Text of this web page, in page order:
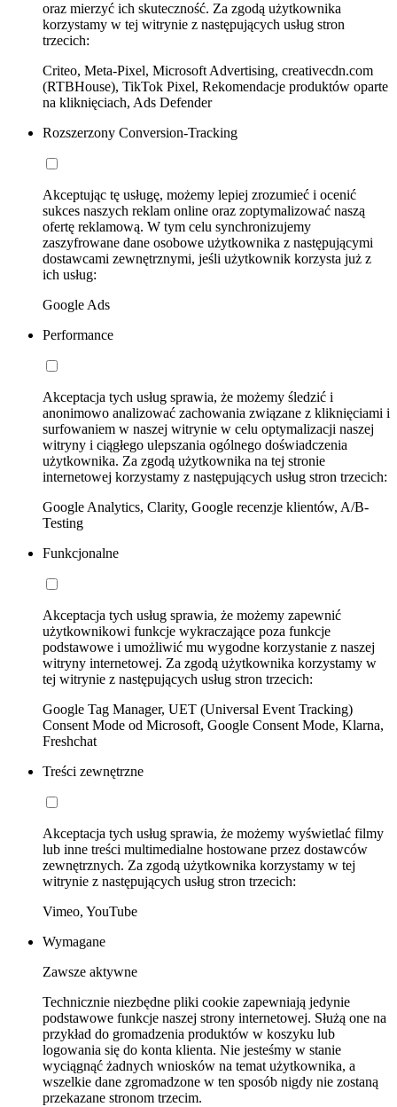
oraz mierzyć ich skuteczność. Za zgodą użytkownika
korzystamy w tej witrynie z następujących usług stron
trzecich:
Criteo, Meta-Pixel, Microsoft Advertising, creativecdn.com
(RTBHouse), TikTok Pixel, Rekomendacje produktów oparte
na kliknięciach, Ads Defender
Rozszerzony Conversion-Tracking
Akceptując tę usługę, możemy lepiej zrozumieć i ocenić
sukces naszych reklam online oraz zoptymalizować naszą
ofertę reklamową. W tym celu synchronizujemy
zaszyfrowane dane osobowe użytkownika z następującymi
dostawcami zewnętrznymi, jeśli użytkownik korzysta już z
ich usług:
Google Ads
Performance
Akceptacja tych usług sprawia, że możemy śledzić i
anonimowo analizować zachowania związane z kliknięciami i
surfowaniem w naszej witrynie w celu optymalizacji naszej
witryny i ciągłego ulepszania ogólnego doświadczenia
użytkownika. Za zgodą użytkownika na tej stronie
internetowej korzystamy z następujących usług stron trzecich:
Google Analytics, Clarity, Google recenzje klientów, A/B-
Testing
Funkcjonalne
Akceptacja tych usług sprawia, że możemy zapewnić
użytkownikowi funkcje wykraczające poza funkcje
podstawowe i umożliwić mu wygodne korzystanie z naszej
witryny internetowej. Za zgodą użytkownika korzystamy w
tej witrynie z następujących usług stron trzecich:
Google Tag Manager, UET (Universal Event Tracking)
Consent Mode od Microsoft, Google Consent Mode, Klarna,
Freshchat
Treści zewnętrzne
Akceptacja tych usług sprawia, że możemy wyświetlać filmy
lub inne treści multimedialne hostowane przez dostawców
zewnętrznych. Za zgodą użytkownika korzystamy w tej
witrynie z następujących usług stron trzecich:
Vimeo, YouTube
Wymagane
Zawsze aktywne
Technicznie niezbędne pliki cookie zapewniają jedynie
podstawowe funkcje naszej strony internetowej. Służą one na
przykład do gromadzenia produktów w koszyku lub
logowania się do konta klienta. Nie jesteśmy w stanie
wyciągnąć żadnych wniosków na temat użytkownika, a
wszelkie dane zgromadzone w ten sposób nigdy nie zostaną
przekazane stronom trzecim.